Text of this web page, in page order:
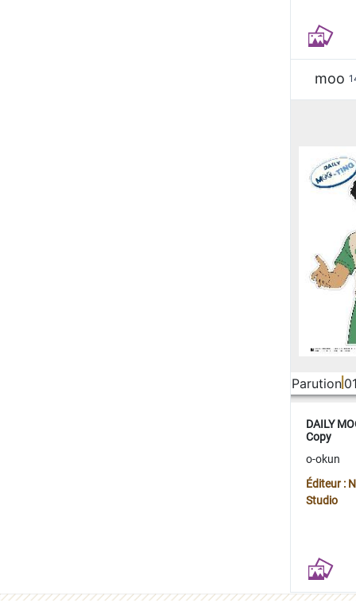
moo
Parution
DAILY
Copy
o-okun
Éditeur :
Studio